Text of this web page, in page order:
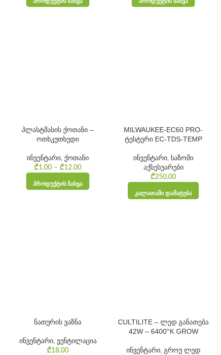
₾1.75
პლასტმასის ქოთანი –
ოთხკუთხედი
ინვენტარი, ქოთანი
₾1.00 – ₾12.00
₾1.00
ᲞᲠᲝᲓᲣᲥᲢᲘᲡ ᲜᲐᲮᲕᲐ
MILWAUKEE-EC60 PRO-
ტესტერი EC-TDS-TEMP
ინვენტარი, საზომი
აქსესუარები
₾250.00
ᲙᲐᲚᲐᲗᲐᲨᲘ ᲓᲐᲛᲐᲢᲔᲑᲐ
ნათურის ვაზნა
ინვენტარი, ვენტილაცია
₾18.00
CULTILITE – ლედ განათება
42W – 6400°K GROW
ინვენტარი, გროუ ლედ